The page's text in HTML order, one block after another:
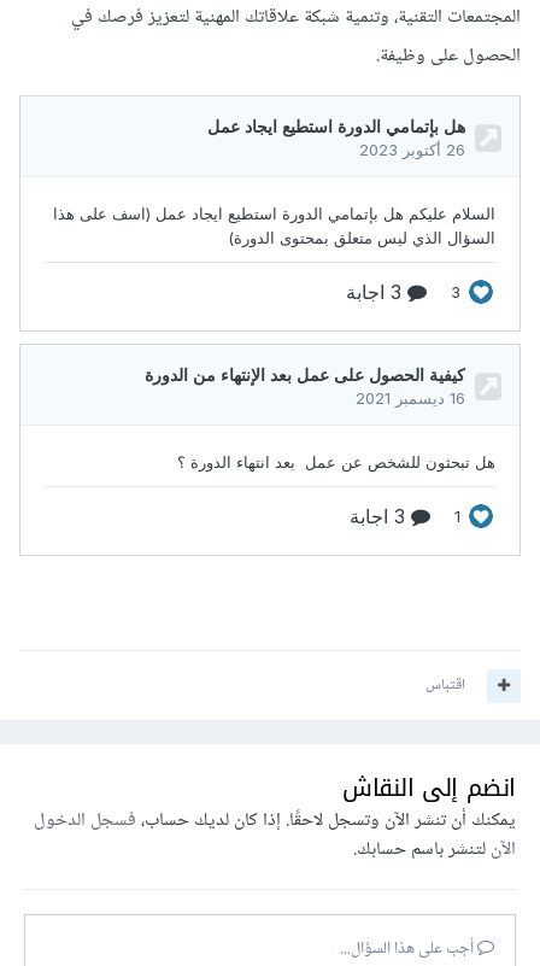
المجتمعات التقنية، وتنمية شبكة علاقاتك المهنية لتعزيز فرصك في
الحصول على وظيفة.
اقتباس
انضم إلى النقاش
يمكنك أن تنشر الآن وتسجل لاحقًا. إذا كان لديك حساب،فسجل الدخول
الآنلتنشر باسم حسابك.
أجب على هذا السؤال...